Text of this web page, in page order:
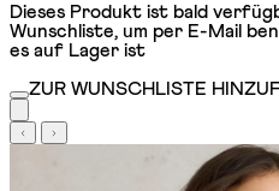
Dieses Produkt ist bald
Wunschliste, um per E-Mail
es auf Lager ist
ZUR WUNSCHLISTE